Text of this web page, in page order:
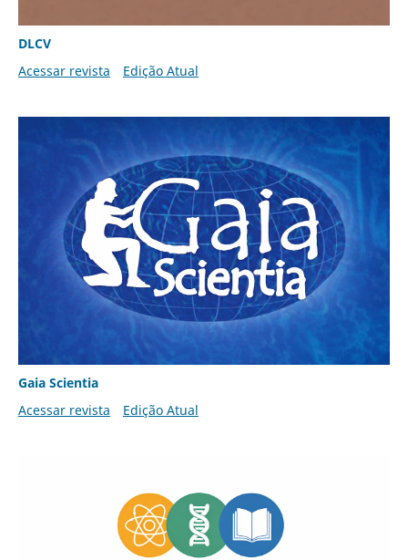
DLCV
Acessar revista
Edição Atual
Gaia Scientia
Acessar revista
Edição Atual